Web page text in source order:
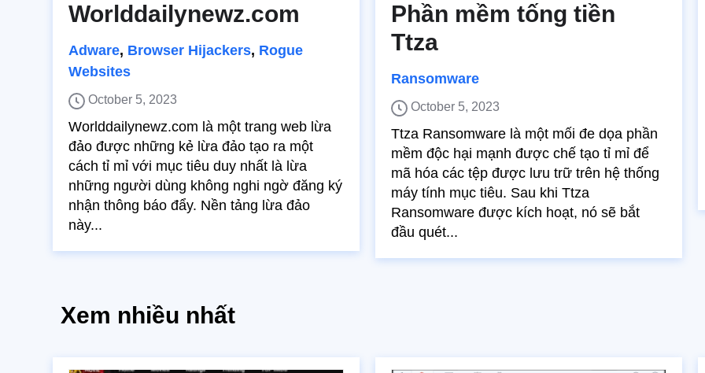
Worlddailynewz.com
Adware, Browser Hijackers, Rogue
Websites
October 5, 2023
Worlddailynewz.com là một trang web lừa
đảo được những kẻ lừa đảo tạo ra một
cách tỉ mỉ với mục tiêu duy nhất là lừa
những người dùng không nghi ngờ đăng ký
nhận thông báo đẩy. Nền tảng lừa đảo
này...
Phần mềm tống tiền
Ttza
Ransomware
October 5, 2023
Ttza Ransomware là một mối đe dọa phần
mềm độc hại mạnh được chế tạo tỉ mỉ để
mã hóa các tệp được lưu trữ trên hệ thống
máy tính mục tiêu. Sau khi Ttza
Ransomware được kích hoạt, nó sẽ bắt
đầu quét...
Xem nhiều nhất